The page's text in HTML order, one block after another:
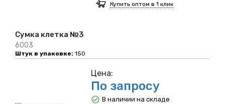
Сумка клетка №3
6003
Штук в упаковке: 150
Купить оптом в 1 клик
Цена:
По запросу
В наличии на складе